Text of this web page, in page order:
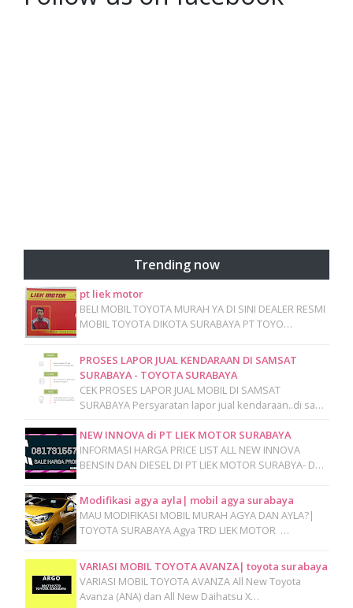
Trending now
pt liek motor
BELI MOBIL TOYOTA MURAH YA DI SINI DEALER RESMI
MOBIL TOYOTA DIKOTA SURABAYA PT TOYO…
PROSES LAPOR JUAL KENDARAAN DI SAMSAT
SURABAYA - TOYOTA SURABAYA
CEK PROSES LAPOR JUAL MOBIL DI SAMSAT
SURABAYA Persyaratan lapor jual kendaraan..di sa…
NEW INNOVA di PT LIEK MOTOR SURABAYA
INFORMASI HARGA PRICE LIST ALL NEW INNOVA
BENSIN DAN DIESEL DI PT LIEK MOTOR SURABYA- D…
Modifikasi agya ayla| mobil agya surabaya
MAU MODIFIKASI MOBIL MURAH AGYA DAN AYLA?|
TOYOTA SURABAYA Agya TRD LIEK MOTOR …
VARIASI MOBIL TOYOTA AVANZA| toyota surabaya
VARIASI MOBIL TOYOTA AVANZA All New Toyota
Avanza (ANA) dan All New Daihatsu X…